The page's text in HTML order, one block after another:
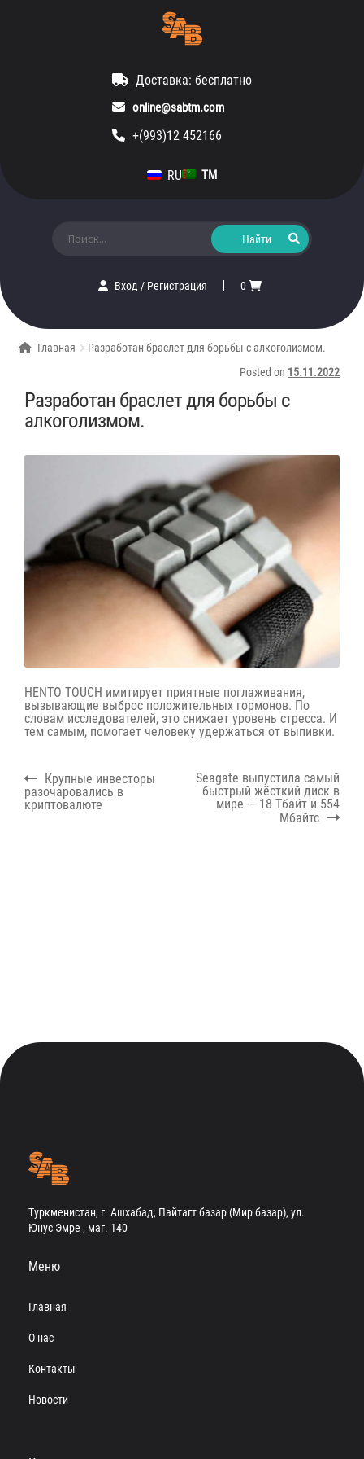
Доставка: бесплатно
online@sabtm.com
+(993)12 452166
RU TM
Вход/ Регистрация 0
Главная
Разработан браслет для борьбы с алкоголизмом.
Posted on 15.11.2022
Разработан браслет для борьбы с
алкоголизмом.
HENTO TOUCH имитирует приятные поглаживания,
вызывающие выброс положительных гормонов. По
словам исследователей, это снижает уровень стресса. И
тем самым, помогает человеку удержаться от выпивки.
Навигация
по
записям
Previous
post:
Крупные инвесторы
разочаровались в
криптовалюте
Next
post:
Seagate выпустила самый
быстрый жёсткий диск в
мире — 18 Тбайт и 554
Мбайтс
Туркменистан, г. Ашхабад, Пайтагт базар (Мир базар), ул.
Юнус Эмре , маг. 140
Меню
Главная
О нас
Контакты
Новости